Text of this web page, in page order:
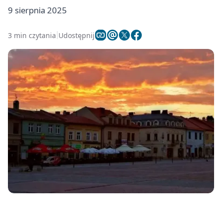
9 sierpnia 2025
3 min czytania Udostępnij